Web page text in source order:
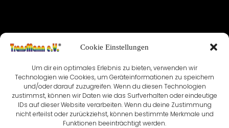
Cookie Einstellungen
Um dir ein optimales Erlebnis zu bieten, verwenden wir
Technologien wie Cookies, um Geräteinformationen zu speichern
und/oder darauf zuzugreifen. Wenn du diesen Technologien
zustimmst, können wir Daten wie das Surfverhalten oder eindeutige
IDs auf dieser Website verarbeiten. Wenn du deine Zustimmung
nicht erteilst oder zurückziehst, können bestimmte Merkmale und
Funktionen beeinträchtigt werden.
IMPRESSUM
VEREINSSATZUNG KONTAKT
COOKIE-RICHTLINIE (EU)